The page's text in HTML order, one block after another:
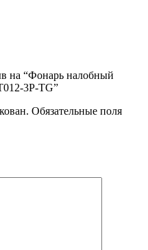
на “Фонарь налобный
3P-TG”
Обязательные поля